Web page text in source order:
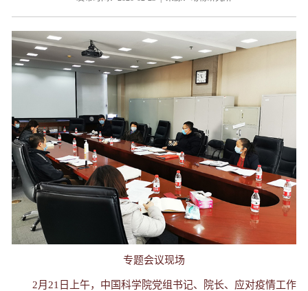
专题会议现场
2月21日上午，中国科学院党组书记、院长、应对疫情工作